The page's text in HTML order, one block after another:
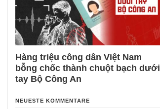
Hàng triệu công dân Việt Nam
bỗng chốc thành chuột bạch dưới
tay Bộ Công An
NEUESTE KOMMENTARE